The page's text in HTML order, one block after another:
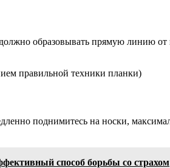
образовывать прямую линию
правильной техники планки)
поднимитесь на носки,
способ борьбы со страхом